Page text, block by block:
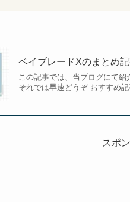
ベイブレードXのまとめ
この記事では、当ブログにて紹
それでは早速どうぞ おすすめ
スポ